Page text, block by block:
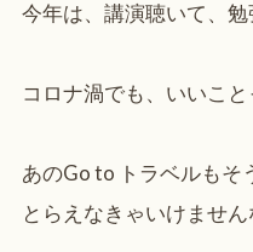
今年は、講演聴いて、勉
コロナ渦でも、いいこと
あのGo to トラベルもそ
とらえなきゃいけません